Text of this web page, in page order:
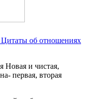
об отношениях
Новая и чистая,
первая, вторая